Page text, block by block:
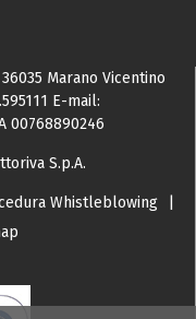
36035 Marano Vicentino
E-mail:
00768890246
S.p.A.
Whistleblowing